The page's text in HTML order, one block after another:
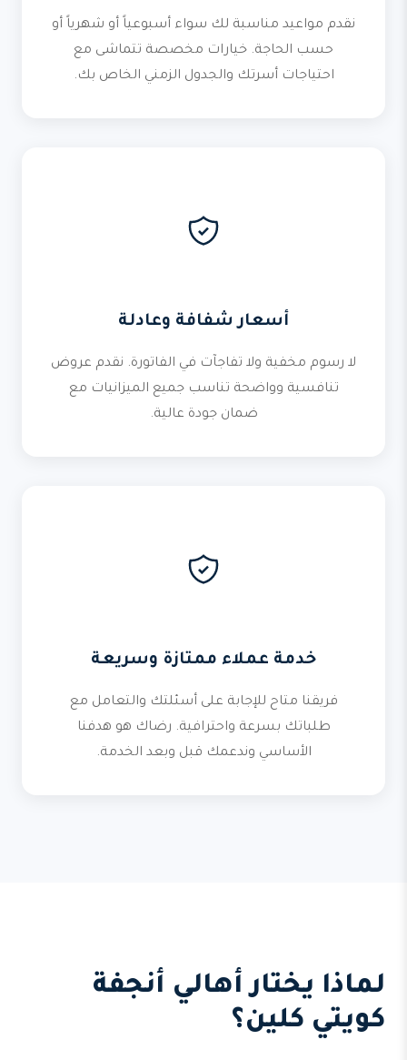
نقدم مواعيد مناسبة لك سواء أسبوعياً أو شهرياً أو
حسب الحاجة. خيارات مخصصة تتماشى مع
احتياجات أسرتك والجدول الزمني الخاص بك.
أسعار شفافة وعادلة
لا رسوم مخفية ولا تفاجآت في الفاتورة. نقدم عروض
تنافسية وواضحة تناسب جميع الميزانيات مع
ضمان جودة عالية.
خدمة عملاء ممتازة وسريعة
فريقنا متاح للإجابة على أسئلتك والتعامل مع
طلباتك بسرعة واحترافية. رضاك هو هدفنا
الأساسي وندعمك قبل وبعد الخدمة.
لماذا يختار أهالي أنجفة
كويتي كلين؟